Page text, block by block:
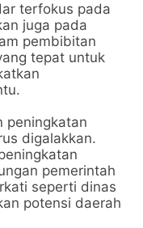
terfokus pada
juga pada
pembibitan
tepat untuk
peningkatan
digalakkan.
pemerintah
seperti dinas
potensi daerah